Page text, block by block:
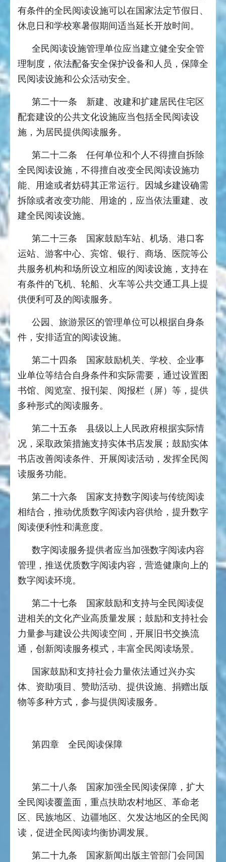
有条件的全民阅读设施可以在国家法定节假日、
休息日和学校寒暑假期间适当延长开放时间。
全民阅读设施管理单位应当建立健全安全管
理制度，依法配备安全保护设备和人员，保障全
民阅读设施和公众活动安全。
第二十一条 新建、改建和扩建居民住宅区
配套建设的公共文化设施应当包括全民阅读设
施，为居民提供阅读服务。
第二十二条 任何单位和个人不得擅自拆除
全民阅读设施，不得擅自改变全民阅读设施功
能、用途或者妨碍其正常运行。因城乡建设确需
拆除或者改变功能、用途的，应当依法重建、改
建全民阅读设施。
第二十三条 国家鼓励车站、机场、港口客
运站、游客中心、宾馆、银行、商场、医院等公
共服务机构和场所设立相应的阅读设施，支持在
有条件的飞机、轮船、火车等公共交通工具上提
供便利可及的阅读服务。
公园、旅游景区的管理单位可以根据自身条
件，安排适宜的阅读设施。
第二十四条 国家鼓励机关、学校、企业事
业单位等结合自身条件和实际需要，通过设置图
书馆、阅览室、报刊架、阅报栏（屏）等，提供
多种形式的阅读服务。
第二十五条 县级以上人民政府根据实际情
况，采取政策措施支持实体书店发展；鼓励实体
书店改善阅读条件、开展阅读活动，发挥全民阅
读服务功能。
第二十六条 国家支持数字阅读与传统阅读
相结合，推动优质数字阅读内容供给，提升数字
阅读便利性和满意度。
数字阅读服务提供者应当加强数字阅读内容
管理，推送优质数字阅读内容，营造健康向上的
数字阅读环境。
第二十七条 国家鼓励和支持与全民阅读促
进相关的文化产业高质量发展；鼓励和支持社会
力量参与建设公共阅读空间，开展旧书交换流
通，创新阅读服务模式，丰富全民阅读场景。
国家鼓励和支持社会力量依法通过兴办实
体、资助项目、赞助活动、提供设施、捐赠出版
物等多种方式，参与提供阅读服务。
第四章 全民阅读保障
第二十八条 国家加强全民阅读保障，扩大
全民阅读覆盖面，重点扶助农村地区、革命老
区、民族地区、边疆地区、欠发达地区的全民阅
读，促进全民阅读均衡协调发展。
第二十九条 国家新闻出版主管部门会同国